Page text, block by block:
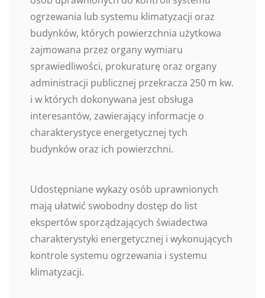
ogrzewania lub systemu klimatyzacji oraz
budynków, których powierzchnia użytkowa
zajmowana przez organy wymiaru
sprawiedliwości, prokuraturę oraz organy
administracji publicznej przekracza 250 m kw.
i w których dokonywana jest obsługa
interesantów, zawierający informacje o
charakterystyce energetycznej tych
budynków oraz ich powierzchni.
Udostępniane wykazy osób uprawnionych
mają ułatwić swobodny dostęp do list
ekspertów sporządzających świadectwa
charakterystyki energetycznej i wykonujących
kontrole systemu ogrzewania i systemu
klimatyzacji.